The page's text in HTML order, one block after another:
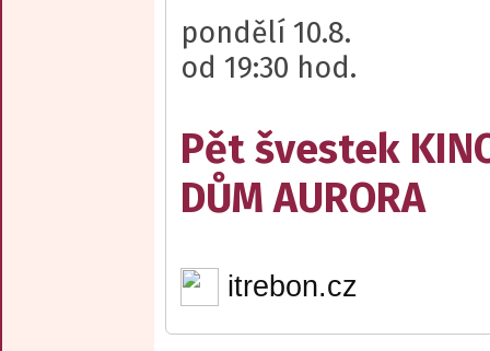
pondělí 10.8.
od 19:30 hod.
Pět švestek
DŮM AURORA
itrebon.cz